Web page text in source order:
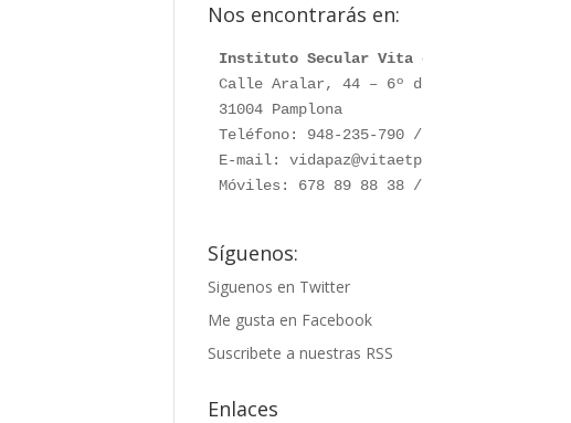
Nos encontrarás en:
Instituto Secular Vita et Pax
Calle Aralar, 44 – 6º dcha.
31004 Pamplona
Teléfono: 948-235-790 / 948-230-787
E-mail: vidapaz@vitaetpax.org
Móviles: 678 89 88 38 /  660 76 91 28
Síguenos:
Siguenos en Twitter
Me gusta en Facebook
Suscribete a nuestras RSS
Enlaces